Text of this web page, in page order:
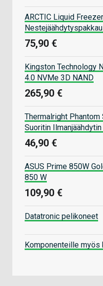
ARCTIC Liquid
75,90 €
Kingston Technology
4.0 NVMe 3D NAND
265,90 €
Thermalright Phantom
Suoritin
46,90 €
ASUS Prime 850W
850 W
109,90 €
Datatronic pelikoneet
Komponenteille myös